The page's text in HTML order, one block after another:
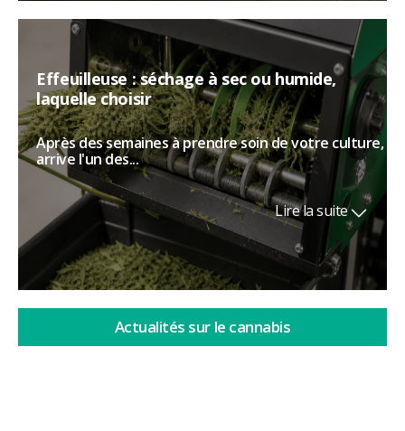
Effeuilleuse : séchage à sec ou humide,
laquelle choisir
Après des semaines à prendre soin de votre culture,
arrive l'un des...
Lire la suite
Actualités sur le cannabis